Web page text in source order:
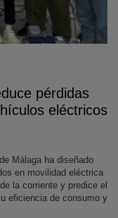
pérdidas
eléctricos
Málaga ha diseñado
en movilidad eléctrica
la corriente y predice el
eficiencia de consumo y